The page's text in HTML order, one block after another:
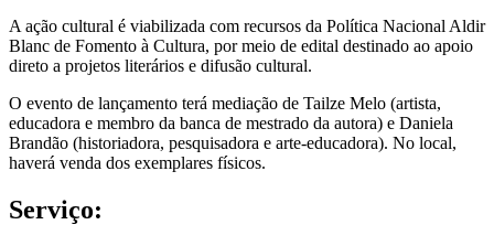
A ação cultural é viabilizada com recursos da Política Nacional Aldir
Blanc de Fomento à Cultura, por meio de edital destinado ao apoio
direto a projetos literários e difusão cultural.
O evento de lançamento terá mediação de Tailze Melo (artista,
educadora e membro da banca de mestrado da autora) e Daniela
Brandão (historiadora, pesquisadora e arte-educadora). No local,
haverá venda dos exemplares físicos.
Serviço: